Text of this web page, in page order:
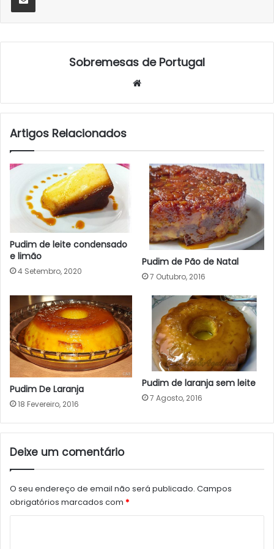
Sobremesas de Portugal
Artigos Relacionados
Pudim de leite condensado
e limão
4 Setembro, 2020
Pudim de Pão de Natal
7 Outubro, 2016
Pudim De Laranja
18 Fevereiro, 2016
Pudim de laranja sem leite
7 Agosto, 2016
Deixe um comentário
O seu endereço de email não será publicado. Campos
obrigatórios marcados com *